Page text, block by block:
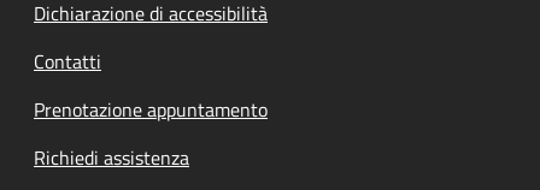
Dichiarazione di accessibilità
Contatti
Prenotazione appuntamento
Richiedi assistenza